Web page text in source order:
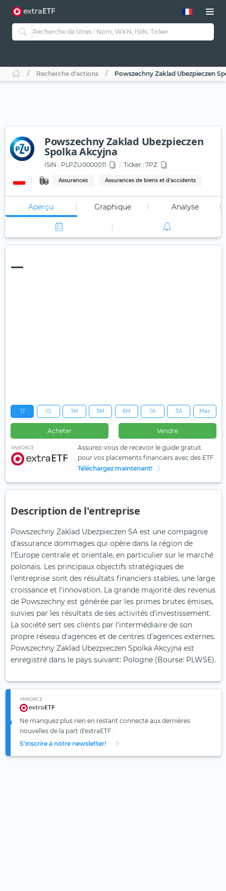
Recherche d'actions Powszechny Zaklad Ubezpieczen
Powszechny Zaklad Ubezpieczen
Spolka Akcyjna
ISIN : PLPZU0000011 Ticker : 7PZ
Assurances Assurances de biens et d'accidents
Aperçu Graphique Analyse
—
1J 1S 1M 3M 6M 1A 3A Max
Acheter Vendre
ANNONCE
Assurez-vous de recevoir le guide gratuit
pour vos placements financiers avec des ETF.
Téléchargez maintenant!
Description de l'entreprise
Powszechny Zaklad Ubezpieczen SA est une compagnie
d'assurance dommages qui opère dans la région de
l'Europe centrale et orientale, en particulier sur le marché
polonais. Les principaux objectifs stratégiques de
l'entreprise sont des résultats financiers stables, une large
croissance et l'innovation. La grande majorité des revenus
de Powszechny est générée par les primes brutes émises,
suivies par les résultats de ses activités d'investissement.
La société sert ses clients par l'intermédiaire de son
propre réseau d'agences et de centres d'agences externes.
Powszechny Zaklad Ubezpieczen Spolka Akcyjna est
enregistré dans le pays suivant: Pologne (Bourse: PLWSE).
ANNONCE
Ne manquez plus rien en restant connecté aux dernières
nouvelles de la part d'extraETF .
S'inscrire à notre newsletter!